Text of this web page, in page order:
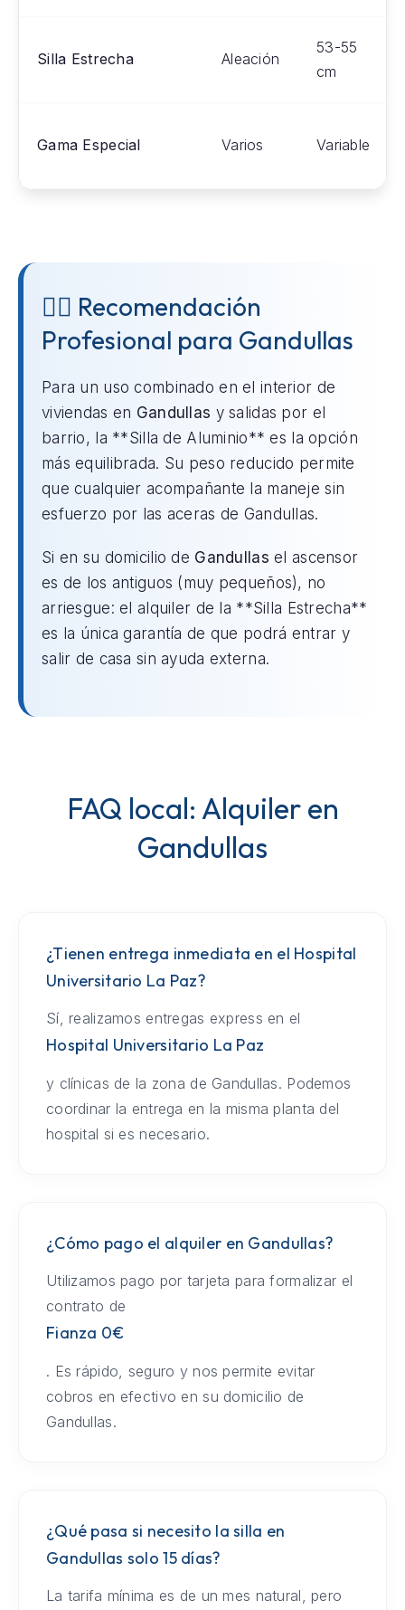
Silla Estrecha Aleación
53-55
cm
Gama Especial Varios Variable
👨‍⚕️ Recomendación
Profesional para Gandullas
Para un uso combinado en el interior de
viviendas en Gandullas y salidas por el
barrio, la **Silla de Aluminio** es la opción
más equilibrada. Su peso reducido permite
que cualquier acompañante la maneje sin
esfuerzo por las aceras de Gandullas.
Si en su domicilio de Gandullas el ascensor
es de los antiguos (muy pequeños), no
arriesgue: el alquiler de la **Silla Estrecha**
es la única garantía de que podrá entrar y
salir de casa sin ayuda externa.
FAQ local: Alquiler en
Gandullas
¿Tienen entrega inmediata en el Hospital
Universitario La Paz?
Sí, realizamos entregas express en el
Hospital Universitario La Paz
y clínicas de la zona de Gandullas. Podemos
coordinar la entrega en la misma planta del
hospital si es necesario.
¿Cómo pago el alquiler en Gandullas?
Utilizamos pago por tarjeta para formalizar el
contrato de
Fianza 0€
. Es rápido, seguro y nos permite evitar
cobros en efectivo en su domicilio de
Gandullas.
¿Qué pasa si necesito la silla en
Gandullas solo 15 días?
La tarifa mínima es de un mes natural, pero